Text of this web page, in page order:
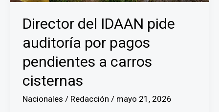
Director del IDAAN pide
auditoría por pagos
pendientes a carros
cisternas
Nacionales / Redacción / mayo 21, 2026